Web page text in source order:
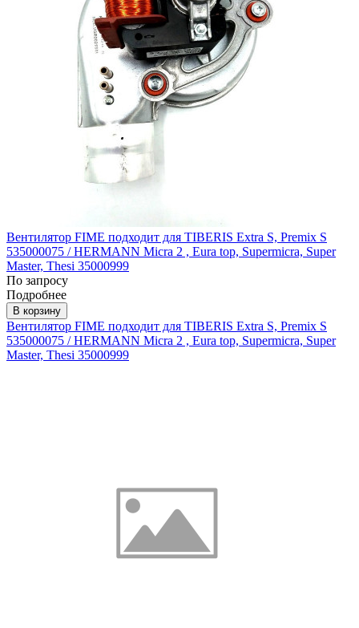
Вентилятор FIME подходит для TIBERIS Extra S, Premix S
535000075 / HERMANN Micra 2 , Eura top, Supermicra, Super
Master, Thesi 35000999
По запросу
Подробнее
В корзину
Вентилятор FIME подходит для TIBERIS Extra S, Premix S
535000075 / HERMANN Micra 2 , Eura top, Supermicra, Super
Master, Thesi 35000999